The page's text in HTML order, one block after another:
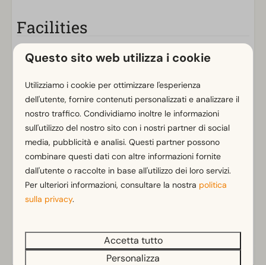
Facilities
Generale
Fuochi d'artificio gratuiti
Piazzola
Servizi igienici privati
Collegamento CAI
Allacciamento all'acqua
Punto d'acqua proprio
Elettricità in ampere: 8
Questo sito web utilizza i cookie
Utilizziamo i cookie per ottimizzare l'esperienza
dell'utente, fornire contenuti personalizzati e analizzare il
nostro traffico. Condividiamo inoltre le informazioni
sull'utilizzo del nostro sito con i nostri partner di social
media, pubblicità e analisi. Questi partner possono
combinare questi dati con altre informazioni fornite
dall'utente o raccolte in base all'utilizzo dei loro servizi.
Per ulteriori informazioni, consultare la nostra politica
sulla privacy.
Accetta tutto
Personalizza